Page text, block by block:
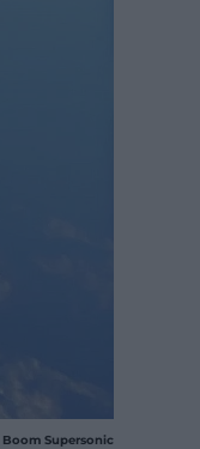
Boom Supersonic